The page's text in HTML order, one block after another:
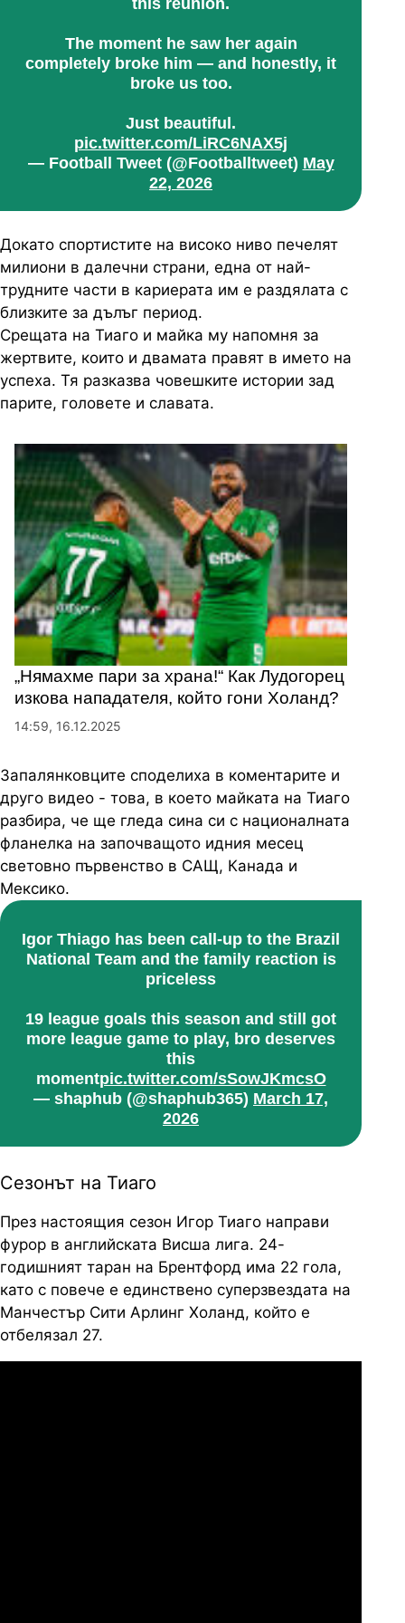
this reunion.
The moment he saw her again
completely broke him — and honestly, it
broke us too.
Just beautiful.
pic.twitter.com/LiRC6NAX5j
— Football Tweet (@Footballtweet) May
22, 2026
Докато спортистите на високо ниво печелят
милиони в далечни страни, една от най-
трудните части в кариерата им е раздялата с
близките за дълъг период.
Срещата на Тиаго и майка му напомня за
жертвите, които и двамата правят в името на
успеха. Тя разказва човешките истории зад
парите, головете и славата.
„Нямахме пари за храна!“ Как Лудогорец
изкова нападателя, който гони Холанд?
14:59, 16.12.2025
Запалянковците споделиха в коментарите и
друго видео - това, в което майката на Тиаго
разбира, че ще гледа сина си с националната
фланелка на започващото идния месец
световно първенство в САЩ, Канада и
Мексико.
Igor Thiago has been call-up to the Brazil
National Team and the family reaction is
priceless
19 league goals this season and still got
more league game to play, bro deserves
this
momentpic.twitter.com/sSowJKmcsO
— shaphub (@shaphub365) March 17,
2026
Сезонът на Тиаго
През настоящия сезон Игор Тиаго направи
фурор в английската Висша лига. 24-
годишният таран на Брентфорд има 22 гола,
като с повече е единствено суперзвездата на
Манчестър Сити Арлинг Холанд, който е
отбелязал 27.